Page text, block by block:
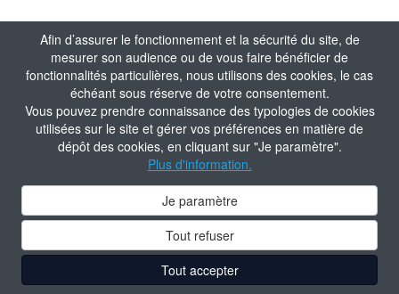
Afin d’assurer le fonctionnement et la sécurité du site, de
mesurer son audience ou de vous faire bénéficier de
fonctionnalités particulières, nous utilisons des cookies, le cas
échéant sous réserve de votre consentement.
Vous pouvez prendre connaissance des typologies de cookies
utilisées sur le site et gérer vos préférences en matière de
dépôt des cookies, en cliquant sur "Je paramètre".
Plus d'information.
Je paramètre
Tout refuser
Tout accepter